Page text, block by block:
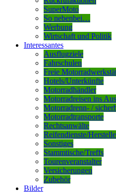
SuperMoto
So nebenbei…
Werbung
Wirtschaft und Politik
Interessantes
Ausflugziele
Fahrschulen
Freie
Hotels/Unterkünfte
Motorradhändler
Motorradreisen ins
Motorradrenn- /
Motorradtransporte
Rechtsanwälte
Reifendienste/
Sonstiges
Stammtische/Treffs
Tourenveranstalter
Versicherungen
Zubehör
Bilder